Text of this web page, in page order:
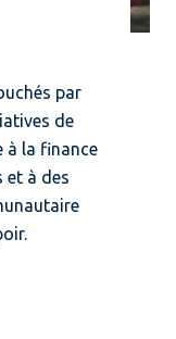
par
de
à la finance
et à des